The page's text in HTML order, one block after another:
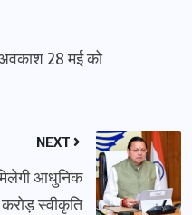
28 मई को
NEXT
आधुनिक
स्वीकृति